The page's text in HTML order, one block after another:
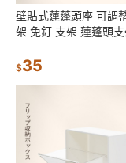
壁貼式蓮蓬頭座 可調
架 免釘 支架 蓮蓬頭支
蓮蓬頭座
$35